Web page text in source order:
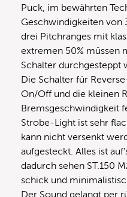
Puck, im bewährten
Geschwindigkeiten von
drei Pitchranges mit
extremen 50% müssen
Schalter durchgesteppt
Die Schalter für
On/Off und die kleinen
Bremsgeschwindigkeit
Strobe-Light ist sehr
kann nicht versenkt
aufgesteckt. Alles ist
dadurch sehen ST.150
schick und
Der Sound gelangt per